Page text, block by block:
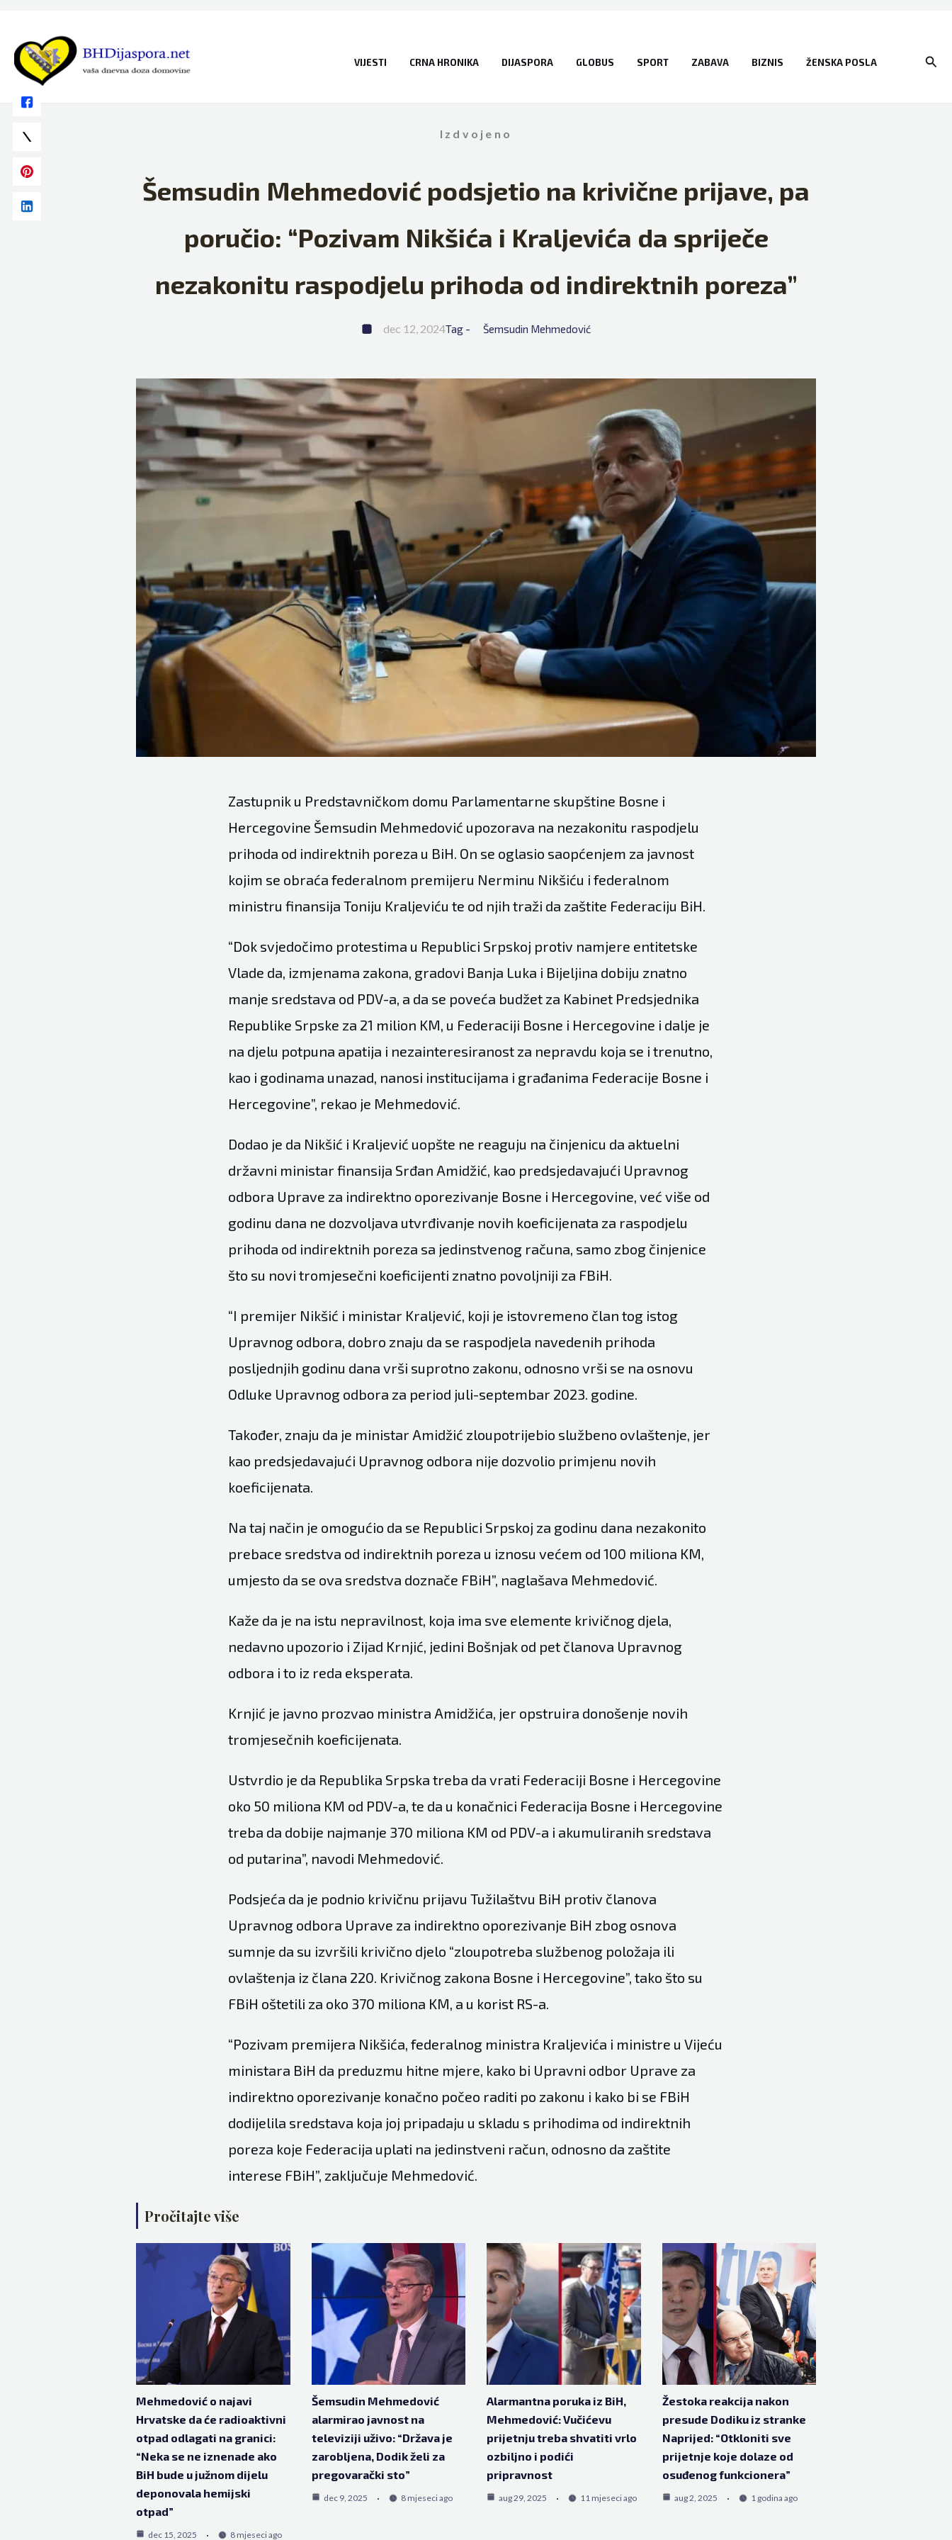
content
VIJESTI CRNA HRONIKA DIJASPORA GLOBUS SPORT ZABAVA BIZNIS ŽENSKA POSLA
Izdvojeno
Šemsudin Mehmedović podsjetio na krivične prijave, pa
poručio: “Pozivam Nikšića i Kraljevića da spriječe
nezakonitu raspodjelu prihoda od indirektnih poreza”
dec 12, 2024Tag - Šemsudin Mehmedović
Zastupnik u Predstavničkom domu Parlamentarne skupštine Bosne i
Hercegovine Šemsudin Mehmedović upozorava na nezakonitu raspodjelu
prihoda od indirektnih poreza u BiH. On se oglasio saopćenjem za javnost
kojim se obraća federalnom premijeru Nerminu Nikšiću i federalnom
ministru finansija Toniju Kraljeviću te od njih traži da zaštite Federaciju BiH.
“Dok svjedočimo protestima u Republici Srpskoj protiv namjere entitetske
Vlade da, izmjenama zakona, gradovi Banja Luka i Bijeljina dobiju znatno
manje sredstava od PDV-a, a da se poveća budžet za Kabinet Predsjednika
Republike Srpske za 21 milion KM, u Federaciji Bosne i Hercegovine i dalje je
na djelu potpuna apatija i nezainteresiranost za nepravdu koja se i trenutno,
kao i godinama unazad, nanosi institucijama i građanima Federacije Bosne i
Hercegovine”, rekao je Mehmedović.
Dodao je da Nikšić i Kraljević uopšte ne reaguju na činjenicu da aktuelni
državni ministar finansija Srđan Amidžić, kao predsjedavajući Upravnog
odbora Uprave za indirektno oporezivanje Bosne i Hercegovine, već više od
godinu dana ne dozvoljava utvrđivanje novih koeficijenata za raspodjelu
prihoda od indirektnih poreza sa jedinstvenog računa, samo zbog činjenice
što su novi tromjesečni koeficijenti znatno povoljniji za FBiH.
“I premijer Nikšić i ministar Kraljević, koji je istovremeno član tog istog
Upravnog odbora, dobro znaju da se raspodjela navedenih prihoda
posljednjih godinu dana vrši suprotno zakonu, odnosno vrši se na osnovu
Odluke Upravnog odbora za period juli-septembar 2023. godine.
Također, znaju da je ministar Amidžić zloupotrijebio službeno ovlaštenje, jer
kao predsjedavajući Upravnog odbora nije dozvolio primjenu novih
koeficijenata.
Na taj način je omogućio da se Republici Srpskoj za godinu dana nezakonito
prebace sredstva od indirektnih poreza u iznosu većem od 100 miliona KM,
umjesto da se ova sredstva doznače FBiH”, naglašava Mehmedović.
Kaže da je na istu nepravilnost, koja ima sve elemente krivičnog djela,
nedavno upozorio i Zijad Krnjić, jedini Bošnjak od pet članova Upravnog
odbora i to iz reda eksperata.
Krnjić je javno prozvao ministra Amidžića, jer opstruira donošenje novih
tromjesečnih koeficijenata.
Ustvrdio je da Republika Srpska treba da vrati Federaciji Bosne i Hercegovine
oko 50 miliona KM od PDV-a, te da u konačnici Federacija Bosne i Hercegovine
treba da dobije najmanje 370 miliona KM od PDV-a i akumuliranih sredstava
od putarina”, navodi Mehmedović.
Podsjeća da je podnio krivičnu prijavu Tužilaštvu BiH protiv članova
Upravnog odbora Uprave za indirektno oporezivanje BiH zbog osnova
sumnje da su izvršili krivično djelo “zloupotreba službenog položaja ili
ovlaštenja iz člana 220. Krivičnog zakona Bosne i Hercegovine”, tako što su
FBiH oštetili za oko 370 miliona KM, a u korist RS-a.
“Pozivam premijera Nikšića, federalnog ministra Kraljevića i ministre u Vijeću
ministara BiH da preduzmu hitne mjere, kako bi Upravni odbor Uprave za
indirektno oporezivanje konačno počeo raditi po zakonu i kako bi se FBiH
dodijelila sredstava koja joj pripadaju u skladu s prihodima od indirektnih
poreza koje Federacija uplati na jedinstveni račun, odnosno da zaštite
interese FBiH”, zaključuje Mehmedović.
Pročitajte više
Mehmedović o najavi
Hrvatske da će radioaktivni
otpad odlagati na granici:
“Neka se ne iznenade ako
BiH bude u južnom dijelu
deponovala hemijski
otpad”
dec 15, 2025 8 mjeseci ago
Šemsudin Mehmedović
alarmirao javnost na
televiziji uživo: “Država je
zarobljena, Dodik želi za
pregovarački sto”
dec 9, 2025 8 mjeseci ago
Alarmantna poruka iz BiH,
Mehmedović: Vučićevu
prijetnju treba shvatiti vrlo
ozbiljno i podići
pripravnost
aug 29, 2025 11 mjeseci ago
Žestoka reakcija nakon
presude Dodiku iz stranke
Naprijed: “Otkloniti sve
prijetnje koje dolaze od
osuđenog funkcionera”
aug 2, 2025 1 godina ago